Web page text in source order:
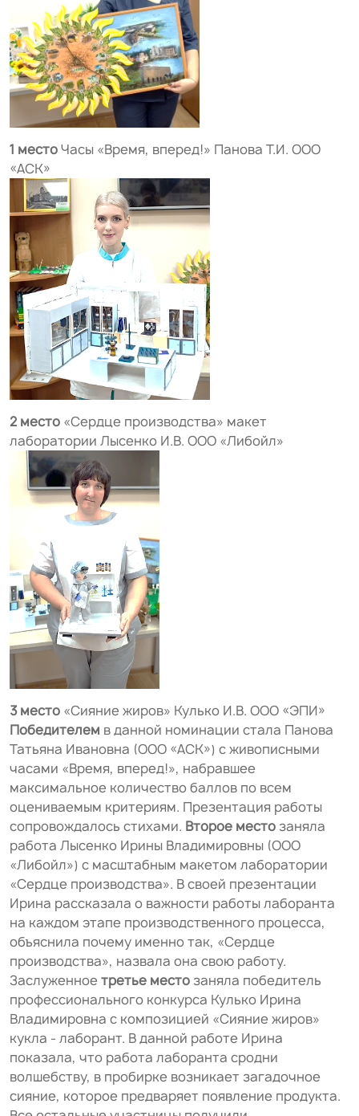
1 местоЧасы «Время, вперед!» Панова Т.И. ООО
«АСК»
2 место «Сердце производства» макет
лаборатории Лысенко И.В. ООО «Либойл»
3 место «Сияние жиров» Кулько И.В. ООО «ЭПИ»
Победителем в данной номинации стала Панова
Татьяна Ивановна (ООО «АСК») с живописными
часами «Время, вперед!», набравшее
максимальное количество баллов по всем
оцениваемым критериям. Презентация работы
сопровождалось стихами. Второе место заняла
работа Лысенко Ирины Владимировны (ООО
«Либойл») с масштабным макетом лаборатории
«Сердце производства». В своей презентации
Ирина рассказала о важности работы лаборанта
на каждом этапе производственного процесса,
объяснила почему именно так, «Сердце
производства», назвала она свою работу.
Заслуженноетретье место заняла победитель
профессионального конкурса Кулько Ирина
Владимировна с композицией «Сияние жиров»
кукла - лаборант. В данной работе Ирина
показала, что работа лаборанта сродни
волшебству, в пробирке возникает загадочное
сияние, которое предваряет появление продукта.